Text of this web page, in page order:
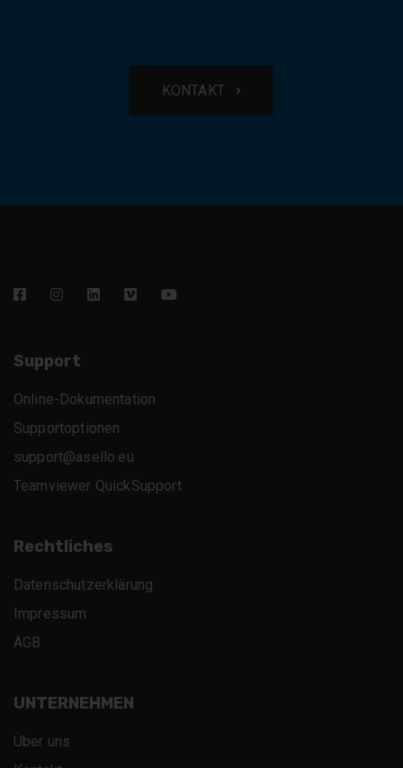
KONTAKT
Support
Online-Dokumentation
Supportoptionen
support@asello.eu
Teamviewer QuickSupport
Rechtliches
Datenschutzerklärung
Impressum
AGB
UNTERNEHMEN
Über uns